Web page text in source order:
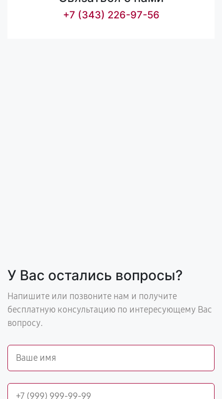
+7 (343) 226-97-56
У Вас остались вопросы?
Напишите или позвоните нам и получите
бесплатную консультацию по интересующему Вас
вопросу.